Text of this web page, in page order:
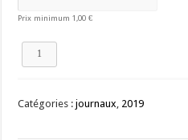
Prix minimum1,00€
quantité
numéro
Catégories :journaux 2019